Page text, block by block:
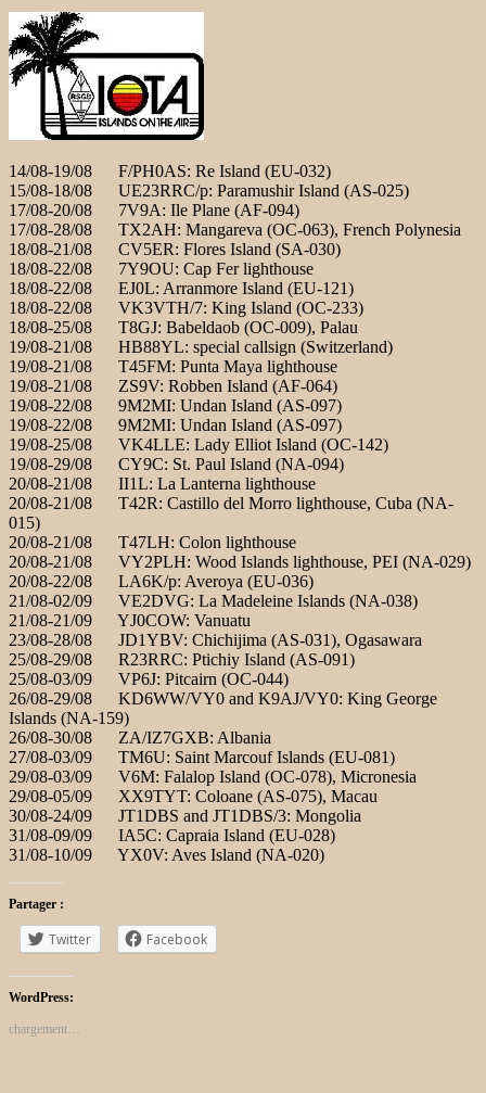
14/08-19/08 F/PH0AS: Re Island (EU-032)
15/08-18/08 UE23RRC/p: Paramushir Island (AS-025)
17/08-20/08 7V9A: Ile Plane (AF-094)
17/08-28/08 TX2AH: Mangareva (OC-063), French Polynesia
18/08-21/08 CV5ER: Flores Island (SA-030)
18/08-22/08 7Y9OU: Cap Fer lighthouse
18/08-22/08 EJ0L: Arranmore Island (EU-121)
18/08-22/08 VK3VTH/7: King Island (OC-233)
18/08-25/08 T8GJ: Babeldaob (OC-009), Palau
19/08-21/08 HB88YL: special callsign (Switzerland)
19/08-21/08 T45FM: Punta Maya lighthouse
19/08-21/08 ZS9V: Robben Island (AF-064)
19/08-22/08 9M2MI: Undan Island (AS-097)
19/08-22/08 9M2MI: Undan Island (AS-097)
19/08-25/08 VK4LLE: Lady Elliot Island (OC-142)
19/08-29/08 CY9C: St. Paul Island (NA-094)
20/08-21/08 II1L: La Lanterna lighthouse
20/08-21/08 T42R: Castillo del Morro lighthouse, Cuba (NA-
015)
20/08-21/08 T47LH: Colon lighthouse
20/08-21/08 VY2PLH: Wood Islands lighthouse, PEI (NA-029)
20/08-22/08 LA6K/p: Averoya (EU-036)
21/08-02/09 VE2DVG: La Madeleine Islands (NA-038)
21/08-21/09 YJ0COW: Vanuatu
23/08-28/08 JD1YBV: Chichijima (AS-031), Ogasawara
25/08-29/08 R23RRC: Ptichiy Island (AS-091)
25/08-03/09 VP6J: Pitcairn (OC-044)
26/08-29/08 KD6WW/VY0 and K9AJ/VY0: King George
Islands (NA-159)
26/08-30/08 ZA/IZ7GXB: Albania
27/08-03/09 TM6U: Saint Marcouf Islands (EU-081)
29/08-03/09 V6M: Falalop Island (OC-078), Micronesia
29/08-05/09 XX9TYT: Coloane (AS-075), Macau
30/08-24/09 JT1DBS and JT1DBS/3: Mongolia
31/08-09/09 IA5C: Capraia Island (EU-028)
31/08-10/09 YX0V: Aves Island (NA-020)
Partager :
Twitter Facebook
WordPress:
chargement…